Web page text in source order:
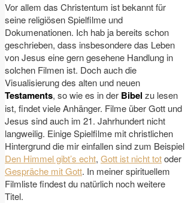
Vor allem das Christentum ist bekannt für
seine religiösen Spielfilme und
Dokumenationen. Ich hab ja bereits schon
geschrieben, dass insbesondere das Leben
von Jesus eine gern gesehene Handlung in
solchen Filmen ist. Doch auch die
Visualisierung des alten und neuen
Testaments, so wie es in der Bibel zu lesen
ist, findet viele Anhänger. Filme über Gott und
Jesus sind auch im 21. Jahrhundert nicht
langweilig. Einige Spielfilme mit christlichen
Hintergrund die mir einfallen sind zum Beispiel
Den Himmel gibt’s echt, Gott ist nicht totoder
Gespräche mit Gott. In meiner spirituellem
Filmliste findest du natürlich noch weitere
Titel.